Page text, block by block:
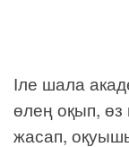
Іле шала
өлең оқып,
жасап,